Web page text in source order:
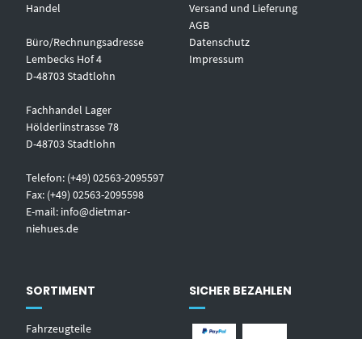
Handel
Büro/Rechnungsadresse
Lembecks Hof 4
D-48703 Stadtlohn
Fachhandel Lager
Hölderlinstrasse 78
D-48703 Stadtlohn
Telefon: (+49) 02563-2095597
Fax: (+49) 02563-2095598
E-mail: info@dietmar-
niehues.de
Versand und Lieferung
AGB
Datenschutz
Impressum
SORTIMENT
Fahrzeugteile
SICHER BEZAHLEN